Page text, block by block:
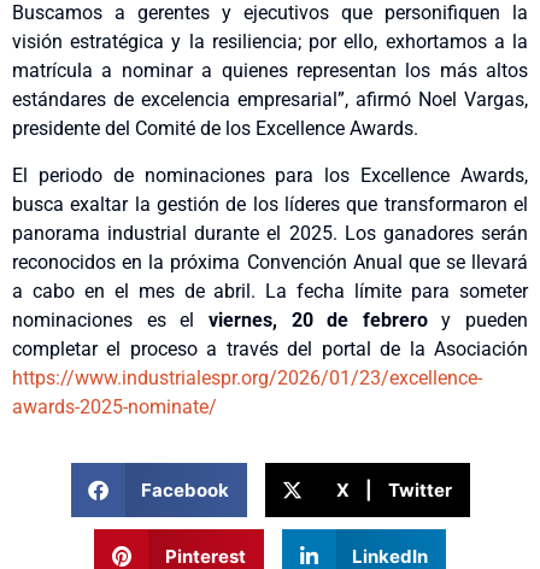
Buscamos a gerentes y ejecutivos que personifiquen la
visión estratégica y la resiliencia; por ello, exhortamos a la
matrícula a nominar a quienes representan los más altos
estándares de excelencia empresarial”, afirmó Noel Vargas,
presidente del Comité de los Excellence Awards.
El periodo de nominaciones para los Excellence Awards,
busca exaltar la gestión de los líderes que transformaron el
panorama industrial durante el 2025. Los ganadores serán
reconocidos en la próxima Convención Anual que se llevará
a cabo en el mes de abril. La fecha límite para someter
nominaciones es el viernes, 20 de febreroy pueden
completar el proceso a través del portal de la Asociación
https://www.industrialespr.org/2026/01/23/excellence-
awards-2025-nominate/
Facebook X | Twitter
Pinterest LinkedIn